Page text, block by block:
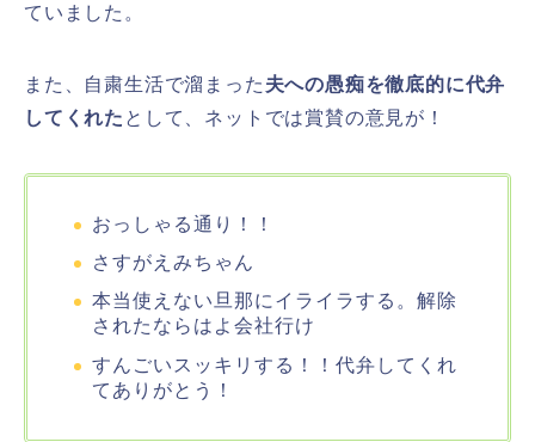
ていました。
また、自粛生活で溜まった 夫への愚痴を徹底的に代弁
してくれた として、ネットでは賞賛の意見が！
おっしゃる通り！！
さすがえみちゃん
本当使えない旦那にイライラする。解除
されたならはよ会社行け
すんごいスッキリする！！代弁してくれ
てありがとう！